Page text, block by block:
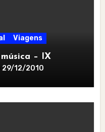
Viagens
– IX
29/12/2010